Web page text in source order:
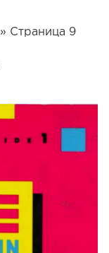
» Страница 9